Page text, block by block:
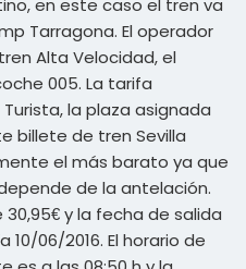
en este caso el tren va
Tarragona. El operador
Alta Velocidad, el
005. La tarifa
la plaza asignada
billete de tren Sevilla
el más barato ya que
de la antelación.
y la fecha de salida
06/2016. El horario de